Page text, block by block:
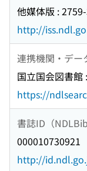
他媒体版 :
http://
連携機関・デー
国立国会図書館
https://
書誌ID（
000010730921
http://